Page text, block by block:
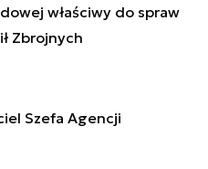
właściwy do spraw
Zbrojnych
Szefa Agencji